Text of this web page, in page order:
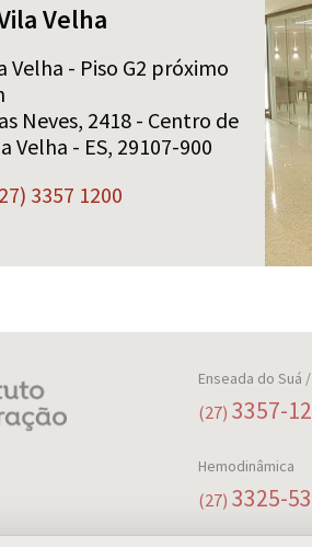
Velha
Velha - Piso G2 próximo
Neves, 2418 - Centro de
Velha - ES, 29107-900
3357 1200
Enseada do Suá
(27) 3357-
Hemodinâmica
(27) 3325-